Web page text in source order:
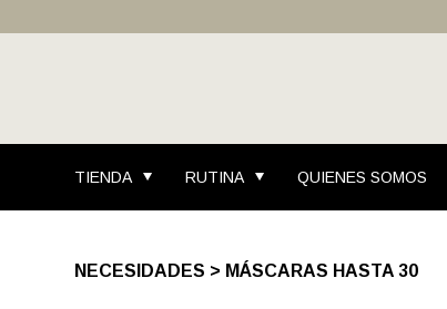
TIENDA RUTINA QUIENES SOMOS
NECESIDADES > MÁSCARAS HASTA 30